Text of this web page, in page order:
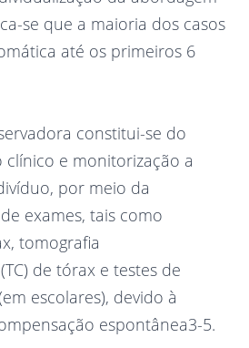
se que a maioria dos casos
até os primeiros 6
constitui-se do
e monitorização a
por meio da
exames, tais como
tomografia
de tórax e testes de
escolares), devido à
espontânea3-5.